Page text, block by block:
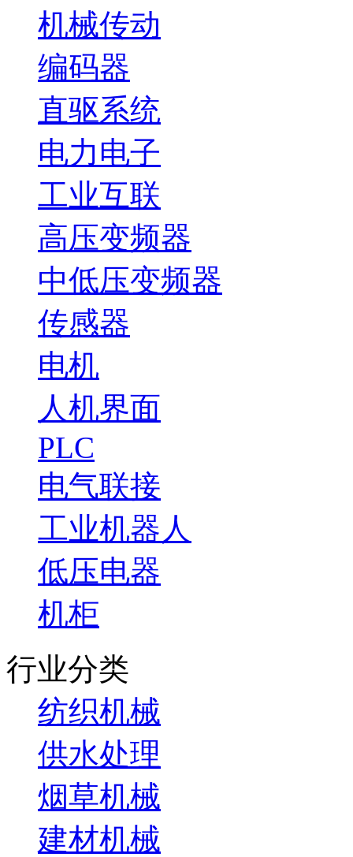
机械传动
编码器
直驱系统
电力电子
工业互联
高压变频器
中低压变频器
传感器
电机
人机界面
PLC
电气联接
工业机器人
低压电器
机柜
行业分类
纺织机械
供水处理
烟草机械
建材机械